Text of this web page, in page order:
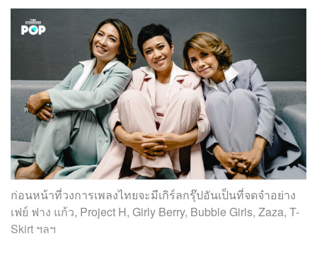
ก่อนหน้าที่วงการเพลงไทยจะมีเกิร์ลกรุ๊ปอันเป็นที่จดจำอย่าง
เฟย์ ฟาง แก้ว, Project H, Girly Berry, Bubble Girls, Zaza, T-
Skirt ฯลฯ